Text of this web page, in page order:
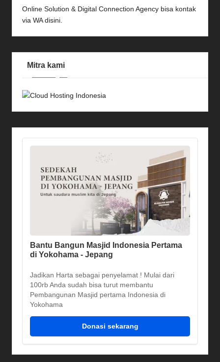
Online Solution & Digital Connection Agency bisa kontak
via WA disini.
Mitra kami
Bantu Bangun Masjid Indonesia Pertama
di Yokohama - Jepang
Jadikan Harta sebagai penyelamat ! Mulai dari
100rb Anda sudah bisa turut membantu
Pembangunan Masjid pertama Indonesia di
Yokohama
Donasi sekarang